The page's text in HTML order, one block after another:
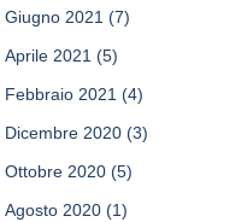
Giugno 2021 (7)
Aprile 2021 (5)
Febbraio 2021 (4)
Dicembre 2020 (3)
Ottobre 2020 (5)
Agosto 2020 (1)